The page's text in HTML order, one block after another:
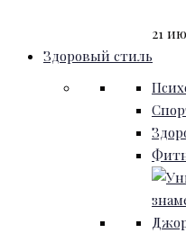
21
Здоровый стиль